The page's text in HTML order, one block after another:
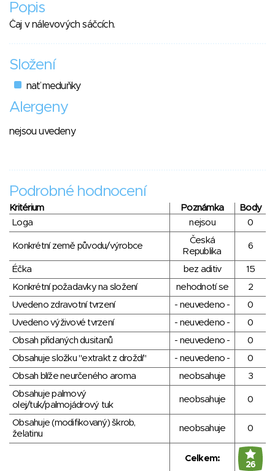
Popis
Čaj v nálevových sáčcích.
Složení
nať meduňky
Alergeny
nejsou uvedeny
Podrobné hodnocení
Kritérium Poznámka
Body
Loga
nejsou 0
Konkrétní země původu/výrobce
Česká
Republika
6
Éčka bez aditiv
15
Konkrétní požadavky na složení
nehodnotí se
2
Uvedeno zdravotní tvrzení
- neuvedeno -
0
Uvedeno výživové tvrzení
- neuvedeno -
0
Obsah přidaných dusitanů
- neuvedeno -
0
Obsahuje složku "extrakt z droždí"
- neuvedeno -
0
Obsah blíže neurčeného aroma
neobsahuje
3
Obsahuje palmový
olej/tuk/palmojádrový tuk
neobsahuje 0
Obsahuje (modifikovaný) škrob,
želatinu
neobsahuje 0
Celkem:
26